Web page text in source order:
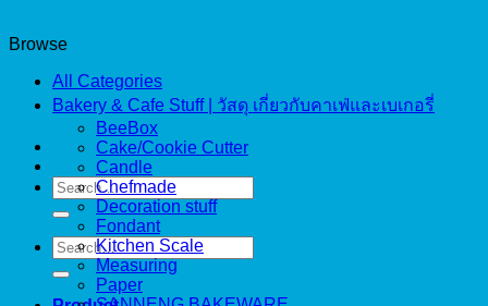
Search
for:
Search
for:
Browse
All Categories
Bakery & Cafe Stuff | วัสดุ เกี่ยวกับคาเฟ่และเบเกอรี่
BeeBox
Cake/Cookie Cutter
Candle
Chefmade
Decoration stuff
Fondant
Kitchen Scale
Measuring
Paper